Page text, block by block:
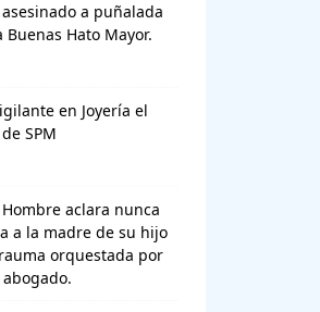
a puñalada
Buenas Hato Mayor.
en Joyería el
SPM
aclara nunca
a la madre de su hijo
orquestada por